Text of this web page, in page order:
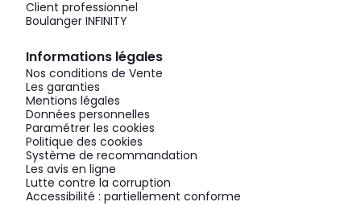
Client professionnel
Boulanger INFINITY
Informations légales
Nos conditions de Vente
Les garanties
Mentions légales
Données personnelles
Paramétrer les cookies
Politique des cookies
Système de recommandation
Les avis en ligne
Lutte contre la corruption
Accessibilité : partiellement conforme